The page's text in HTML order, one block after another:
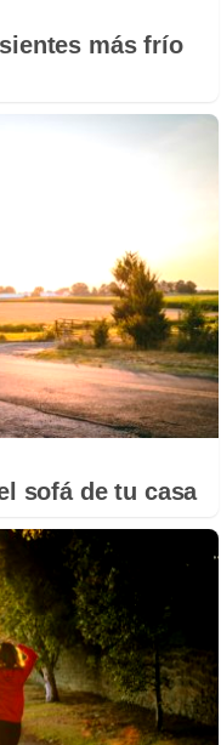
más frío
sofá de tu casa